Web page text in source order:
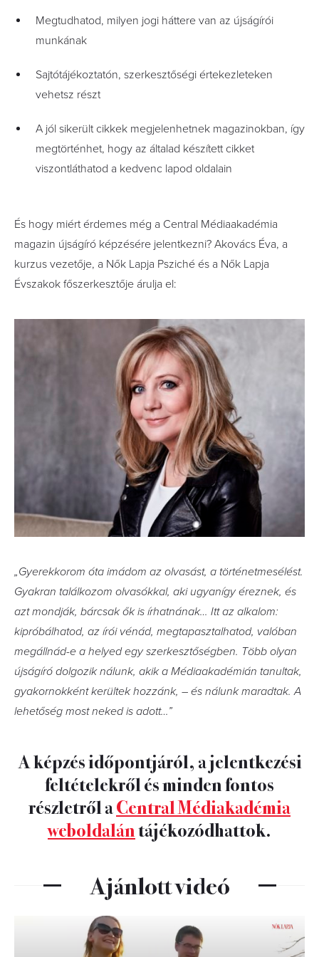
Megtudhatod, milyen jogi háttere van az újságírói
munkának
Sajtótájékoztatón, szerkesztőségi értekezleteken
vehetsz részt
A jól sikerült cikkek megjelenhetnek magazinokban, így
megtörténhet, hogy az általad készített cikket
viszontláthatod a kedvenc lapod oldalain
És hogy miért érdemes még a Central Médiaakadémia
magazin újságíró képzésére jelentkezni? Akovács Éva, a
kurzus vezetője, a Nők Lapja Psziché és a Nők Lapja
Évszakok főszerkesztője árulja el:
„Gyerekkorom óta imádom az olvasást, a történetmesélést.
Gyakran találkozom olvasókkal, aki ugyanígy éreznek, és
azt mondják, bárcsak ők is írhatnának… Itt az alkalom:
kipróbálhatod, az írói vénád, megtapasztalhatod, valóban
megállnád-e a helyed egy szerkesztőségben. Több olyan
újságíró dolgozik nálunk, akik a Médiaakadémián tanultak,
gyakornokként kerültek hozzánk, – és nálunk maradtak. A
lehetőség most neked is adott…”
A képzés időpontjáról, a jelentkezési
feltételekről és minden fontos
részletről aCentral Médiakadémia
weboldalántájékozódhattok.
Ajánlott videó